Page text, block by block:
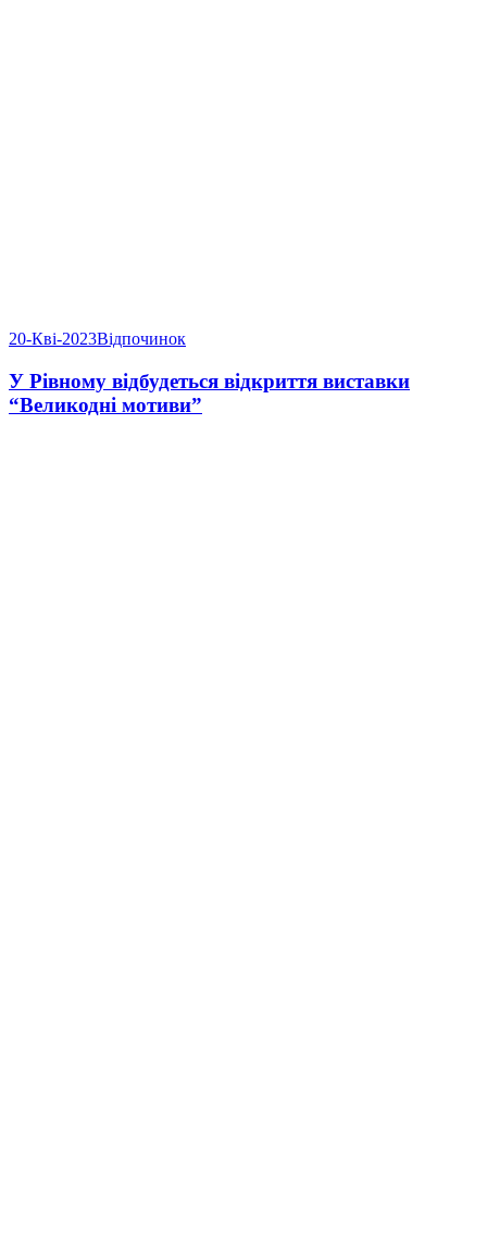
20-Кві-2023Відпочинок
У Рівному відбудеться відкриття виставки
“Великодні мотиви”